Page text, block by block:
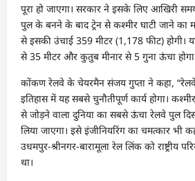
पूरा हो जाएगा। सरकार ने इसके लिए आखिरी
पुल के बनने के बाद ट्रेन से कश्मीर घाटी जाने का
से इसकी उंचाई 359 मीटर (1,178 फीट) होगी।
से 35 मीटर और कुतुब मीनार से 5 गुना ऊंचा
कोंकण रेलवे के चेयरमैन संजय गुप्ता ने कहा,
इतिहास में यह सबसे चुनौतीपूर्ण कार्य होगा।
से जोड़ने वाला दुनिया का सबसे ऊंचा रेलवे पुल
लिया जाएगा। इसे इंजीनियरिंग का चमत्कार भी
उधमपुर-श्रीनगर-बारामूला रेल लिंक को राष्ट्रीय
था।